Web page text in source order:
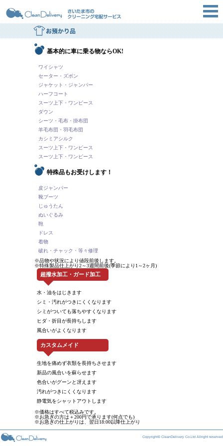
さいたま市の宅配クリーニング「クリーンデリバリー」
基本的に車に乗る物ならOK!
ワイシャツ
セーター・ズボン
ジャケット・ジャンパー
ハーフコート
スーツ上下・ワンピース
ダウン
シーツ・毛布・掛布団
羊毛布団・羽毛布団
カシミアシルク
スーツ上下・ワンピース
スーツ上下・ワンピース
特殊品もお受けします！
皮ジャンパー
靴ブーツ
じゅうたん
ぬいぐるみ
鞄
ドレス
着物
破れ・チャック・等々修理
※品物や状況により値段前後します。
※特殊製品仕上がり2～3週間前後(季節により1～2ヶ月)
超撥水加工・ガード加工
水・油をはじきます
シミ・汚れがつきにくくなります
シミがついても落ちやすくなります
ヒダ・折目が長持ちします
風合いがよくなります
カスタムメイド
生地を痛めず衣類を長持ちさせます
新品の風合いを蘇らせます
色合いがグーンと冴えます
汚れがつきにくくなります
静電気をシャットアウトします
※価格はすべて税込みです。
※お急ぎの方は＋200円で承ります(何点でも)
※お急ぎの仕上がりは、翌日18:00以降仕上がり
Copyright© CleanDelivery Co.Ltd Allright reserved